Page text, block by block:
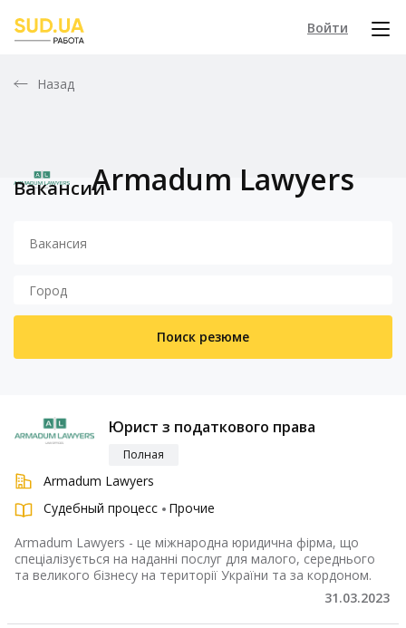
Войти
Назад
Armadum Lawyers
Вакансии
Поиск резюме
Юрист з податкового права
Полная
Armadum Lawyers
Судебный процесс
Прочие
Armadum Lawyers - це міжнародна юридична фірма, що
спеціалізується на наданні послуг для малого, середнього
та великого бізнесу на території України та за кордоном.
31.03.2023